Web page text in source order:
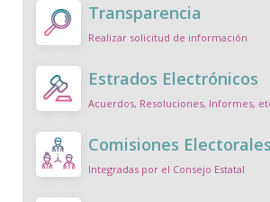
Transparencia
Realizar solicitud de información
Estrados Electrónicos
Acuerdos, Resoluciones, Informes,
Comisiones Electorales
Integradas por el Consejo Estatal